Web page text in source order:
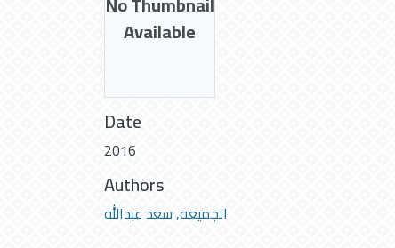
Available
Date
2016
Authors
الجميعه, سعد عبدالله